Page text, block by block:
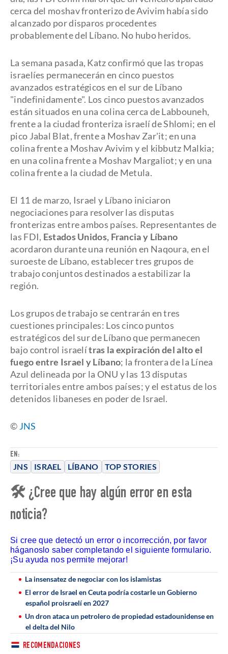
EN:
JNS ISRAEL LÍBANO TOP STORIES
cerca del moshav fronterizo de Avivim había sido
alcanzado por disparos procedentes
probablemente del Líbano. No hubo heridos.
La semana pasada, Katz confirmó que las tropas
israelíes permanecerán en cinco puestos
avanzados estratégicos en el sur de Líbano
"indefinidamente". Los cinco puestos avanzados
están situados en una colina cerca de Labbouneh,
frente a la ciudad fronteriza israelí de Shlomi; en el
pico Jabal Blat, frente a Moshav Zar'it; en una
colina frente a Moshav Avivim y el kibbutz Malkia;
en una colina frente a Moshav Margaliot; y en una
colina frente a la ciudad de Metula.
El 11 de marzo, Israel y Líbano iniciaron
negociaciones para resolver las disputas
fronterizas entre ambos países. Representantes de
las FDI, Estados Unidos, Francia y Líbano
acordaron durante una reunión en Naqoura, en el
suroeste de Líbano, establecer tres grupos de
trabajo conjuntos destinados a estabilizar la
región.
Los grupos de trabajo se centrarán en tres
cuestiones principales: Los cinco puntos
estratégicos del sur de Líbano que permanecen
bajo control israelítras la expiración del alto el
fuego entre Israel y Líbano; la frontera de la Línea
Azul delineada por la ONU y las 13 disputas
territoriales entre ambos países; y el estatus de los
detenidos libaneses en poder de Israel.
© JNS
🛠 ¿Cree que hay algún error en esta
noticia?
Si cree que detectó un error o incorrección, por favor
háganoslo saber completando el siguiente formulario.
¡Su ayuda nos permite mejorar!
La insensatez de negociar con los islamistas
El error de Israel en Ceuta podría costarle un Gobierno
español proisraelí en 2027
Un dron ataca un petrolero de propiedad estadounidense en
el delta del Nilo
RECOMENDACIONES